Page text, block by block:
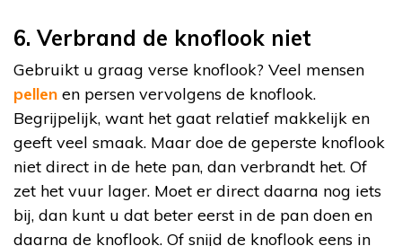
6. Verbrand de knoflook niet
Gebruikt u graag verse knoflook? Veel mensen
pellen en persen vervolgens de knoflook.
Begrijpelijk, want het gaat relatief makkelijk en
geeft veel smaak. Maar doe de geperste knoflook
niet direct in de hete pan, dan verbrandt het. Of
zet het vuur lager. Moet er direct daarna nog iets
bij, dan kunt u dat beter eerst in de pan doen en
daarna de knoflook. Of snijd de knoflook eens in